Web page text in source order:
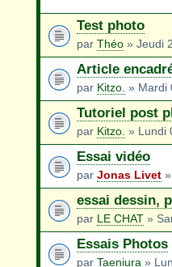
Test photo
par Théo » Jeudi
Article
par Kitzo. » Mardi
Tutoriel post
par Kitzo. » Lundi
Essai vidéo
par Jonas Livet
essai dessin,
par LE CHAT »
Essais Photos
par Taeniura »